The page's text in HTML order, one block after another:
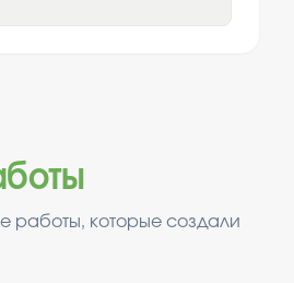
работы, которые создали